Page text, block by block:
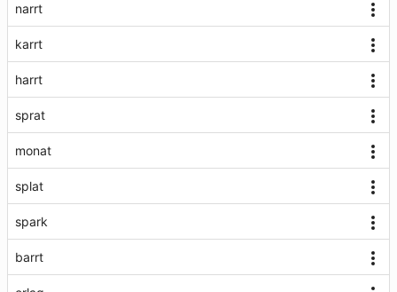
narrt
karrt
harrt
sprat
monat
splat
spark
barrt